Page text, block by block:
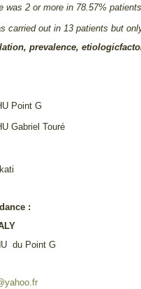
was 2 or more in 78.57%
carried out in 13 patients but
prevalence,
Point G
Gabriel Touré
:
du Point G